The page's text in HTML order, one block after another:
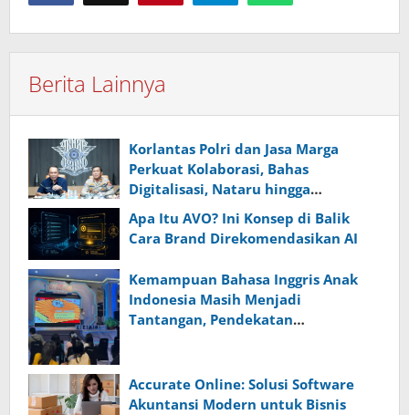
Berita Lainnya
Korlantas Polri dan Jasa Marga
Perkuat Kolaborasi, Bahas
Digitalisasi, Nataru hingga
Penertiban ODOL
Apa Itu AVO? Ini Konsep di Balik
Cara Brand Direkomendasikan AI
Kemampuan Bahasa Inggris Anak
Indonesia Masih Menjadi
Tantangan, Pendekatan
Accurate Online: Solusi Software
Akuntansi Modern untuk Bisnis